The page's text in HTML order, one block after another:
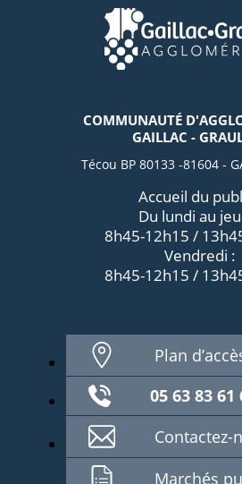
COMMUNAUTÉ
GAILLAC -
Técou BP 80133 -81604 -
Accueil du
Du lundi au
8h45-12h15 /
Vendredi :
8h45-12h15 /
Plan
05 63 83 61
Contactez-
Marchés